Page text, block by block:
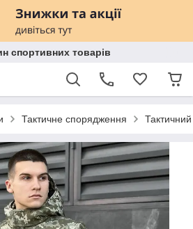
спортивних товарів
Тактичне спорядження